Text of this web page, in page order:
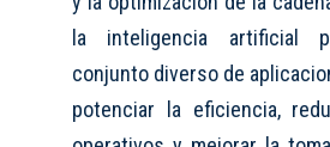
la inteligencia artificial
conjunto diverso de
potenciar la eficiencia,